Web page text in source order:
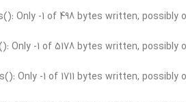
Only -1 of 498 bytes written, possibly
Only -1 of 5178 bytes written, possibly
Only -1 of 1711 bytes written,